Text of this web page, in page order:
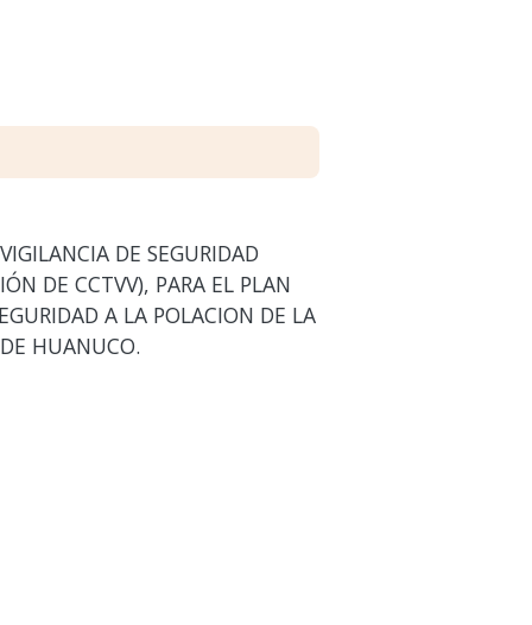
DE SEGURIDAD
DE CCTVV), PARA EL PLAN
A LA POLACION DE LA
HUANUCO.